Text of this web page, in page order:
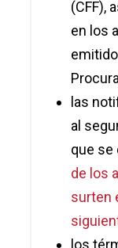
(CFF),
en los
las
al
que se
de los
surten
los